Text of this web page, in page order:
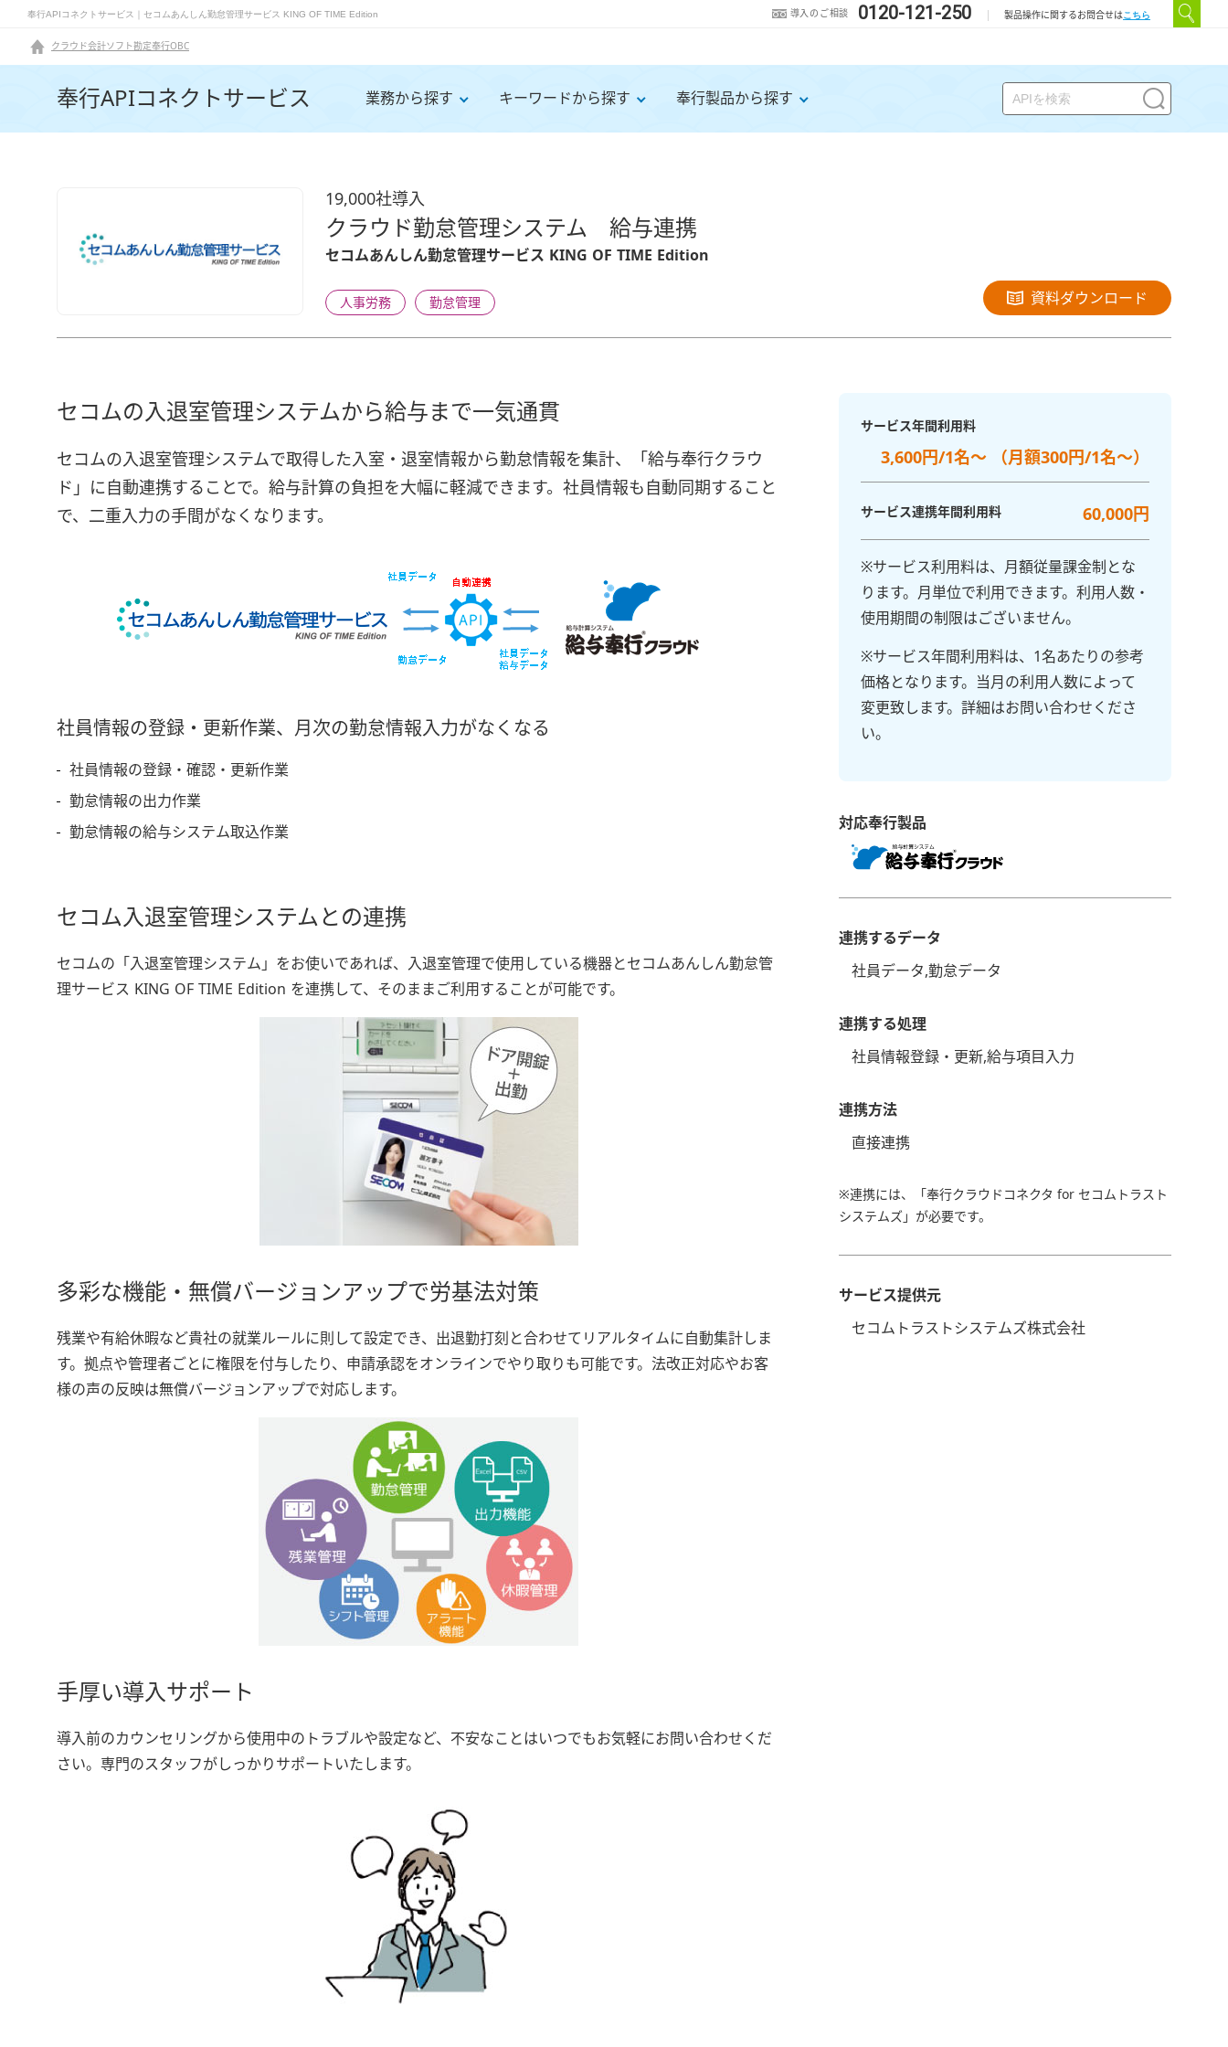
奉行APIコネクトサービス｜セコムあんしん勤怠管理サービス KING OF TIME Edition 導入のご相談 0120-121-250 製品操作に関するお問合せは こちら
クラウド会計ソフト勘定奉行OBC
奉行APIコネクトサービス 業務から探す キーワードから探す 奉行製品から探す
19,000社導入
クラウド勤怠管理システム 給与連携
セコムあんしん勤怠管理サービス KING OF TIME Edition
人事労務 勤怠管理 資料ダウンロード
セコムの入退室管理システムから給与まで一気通貫
セコムの入退室管理システムで取得した入室・退室情報から勤怠情報を集計、「給与奉行クラウ
ド」に自動連携することで。給与計算の負担を大幅に軽減できます。社員情報も自動同期すること
で、二重入力の手間がなくなります。
社員情報の登録・更新作業、月次の勤怠情報入力がなくなる
社員情報の登録・確認・更新作業
勤怠情報の出力作業
勤怠情報の給与システム取込作業
セコム入退室管理システムとの連携
セコムの「入退室管理システム」をお使いであれば、入退室管理で使用している機器とセコムあんしん勤怠管
理サービス KING OF TIME Edition を連携して、そのままご利用することが可能です。
多彩な機能・無償バージョンアップで労基法対策
残業や有給休暇など貴社の就業ルールに則して設定でき、出退勤打刻と合わせてリアルタイムに自動集計しま
す。拠点や管理者ごとに権限を付与したり、申請承認をオンラインでやり取りも可能です。法改正対応やお客
様の声の反映は無償バージョンアップで対応します。
手厚い導入サポート
導入前のカウンセリングから使用中のトラブルや設定など、不安なことはいつでもお気軽にお問い合わせくだ
さい。専門のスタッフがしっかりサポートいたします。
サービス年間利用料
3,600円/1名～ （月額300円/1名～）
サービス連携年間利用料 60,000円
※サービス利用料は、月額従量課金制とな
ります。月単位で利用できます。利用人数・
使用期間の制限はございません。
※サービス年間利用料は、1名あたりの参考
価格となります。当月の利用人数によって
変更致します。詳細はお問い合わせくださ
い。
対応奉行製品
連携するデータ
社員データ,勤怠データ
連携する処理
社員情報登録・更新,給与項目入力
連携方法
直接連携
※連携には、「奉行クラウドコネクタ for セコムトラスト
システムズ」が必要です。
サービス提供元
セコムトラストシステムズ株式会社